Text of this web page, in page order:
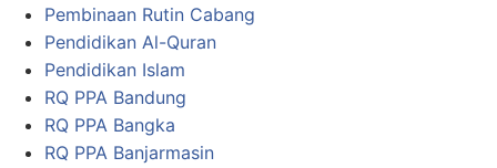
Pembinaan Rutin Cabang
Pendidikan Al-Quran
Pendidikan Islam
RQ PPA Bandung
RQ PPA Bangka
RQ PPA Banjarmasin